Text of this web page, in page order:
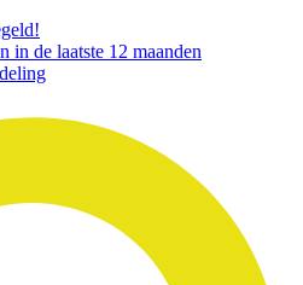
in de laatste 12 maanden